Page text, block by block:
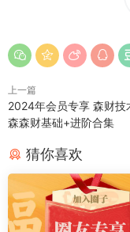
上一篇
2024年会员专享 森财技
森森财基础+进阶合集
猜你喜欢